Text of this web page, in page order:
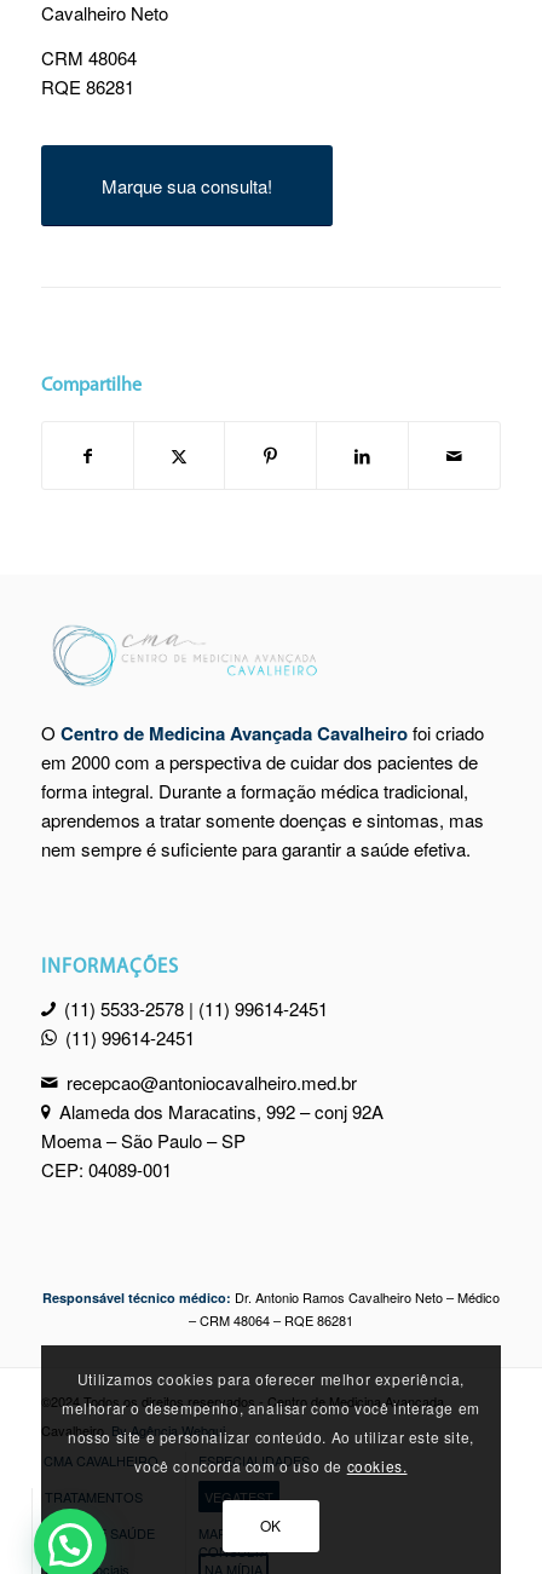
Cavalheiro Neto
CRM 48064
RQE 86281
Marque sua consulta!
Compartilhe
O Centro de Medicina Avançada Cavalheirofoi criado
em 2000 com a perspectiva de cuidar dos pacientes de
forma integral. Durante a formação médica tradicional,
aprendemos a tratar somente doenças e sintomas, mas
nem sempre é suficiente para garantir a saúde efetiva.
INFORMAÇÕES
(11) 5533-2578 | (11) 99614-2451
(11) 99614-2451
recepcao@antoniocavalheiro.med.br
Alameda dos Maracatins, 992 – conj 92A
Moema – São Paulo – SP
CEP: 04089-001
Responsável técnico médico: Dr. Antonio Ramos Cavalheiro Neto – Médico
– CRM 48064 – RQE 86281
©2024 Todos os direitos reservados - Centro de Medicina Avançada
Cavalheiro. By Agência Webgui
CMA CAVALHEIRO
ESPECIALIDADES
TRATAMENTOS
VEGATEST
DICAS DE SAÚDE
MARQUE SUA
CONSULTA
Redes Sociais
NA MÍDIA
Utilizamos cookies para oferecer melhor experiência,
melhorar o desempenho, analisar como você interage em
nosso site e personalizar conteúdo. Ao utilizar este site,
você concorda com o uso de cookies.
OK